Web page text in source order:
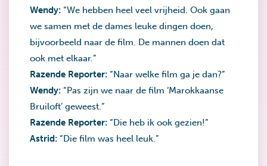
Wendy: “We hebben heel veel vrijheid. Ook gaan
we samen met de dames leuke dingen doen,
bijvoorbeeld naar de film. De mannen doen dat
ook met elkaar.”
Razende Reporter: “Naar welke film ga je dan?”
Wendy: “Pas zijn we naar de film ‘Marokkaanse
Bruiloft’ geweest.”
Razende Reporter: “Die heb ik ook gezien!”
Astrid: “Die film was heel leuk.”